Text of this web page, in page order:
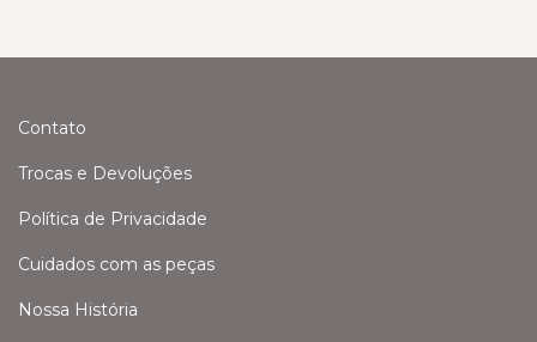
Contato
Trocas e Devoluções
Política de Privacidade
Cuidados com as peças
Nossa História